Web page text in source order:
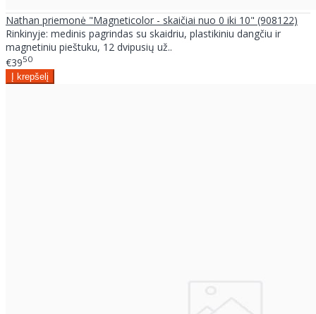
Nathan priemonė "Magneticolor - skaičiai nuo 0 iki 10" (908122)
Rinkinyje: medinis pagrindas su skaidriu, plastikiniu dangčiu ir
magnetiniu pieštuku, 12 dvipusių už..
€3950